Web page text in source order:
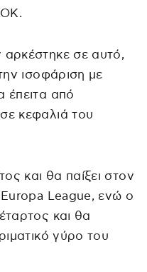
σε αυτό,
ισοφάριση με
έπειτα από
κεφαλιά του
και θα παίξει στον
League, ενώ ο
και θα
γύρο του